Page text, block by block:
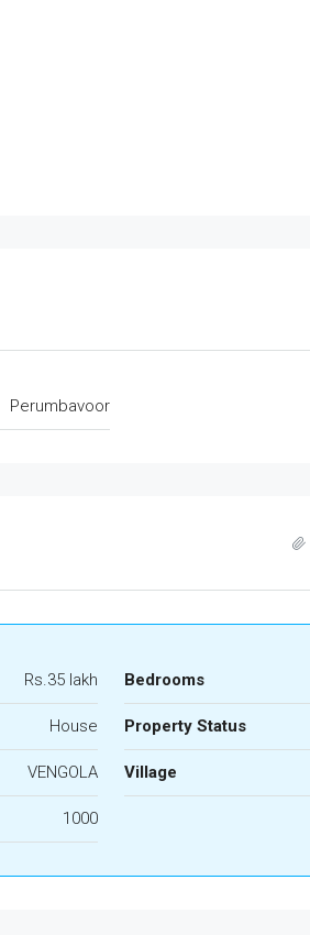
Perumbavoor
Rs.35 lakh Bedrooms
House Property Status
VENGOLA Village
1000